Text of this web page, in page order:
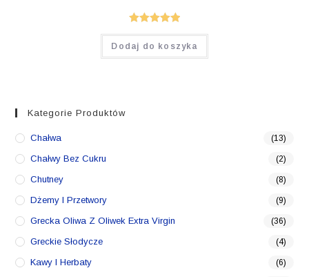
Oceniono
5.00na 5
Dodaj do koszyka
Kategorie Produktów
Chałwa (13)
Chałwy Bez Cukru (2)
Chutney (8)
Dżemy I Przetwory (9)
Grecka Oliwa Z Oliwek Extra Virgin (36)
Greckie Słodycze (4)
Kawy I Herbaty (6)